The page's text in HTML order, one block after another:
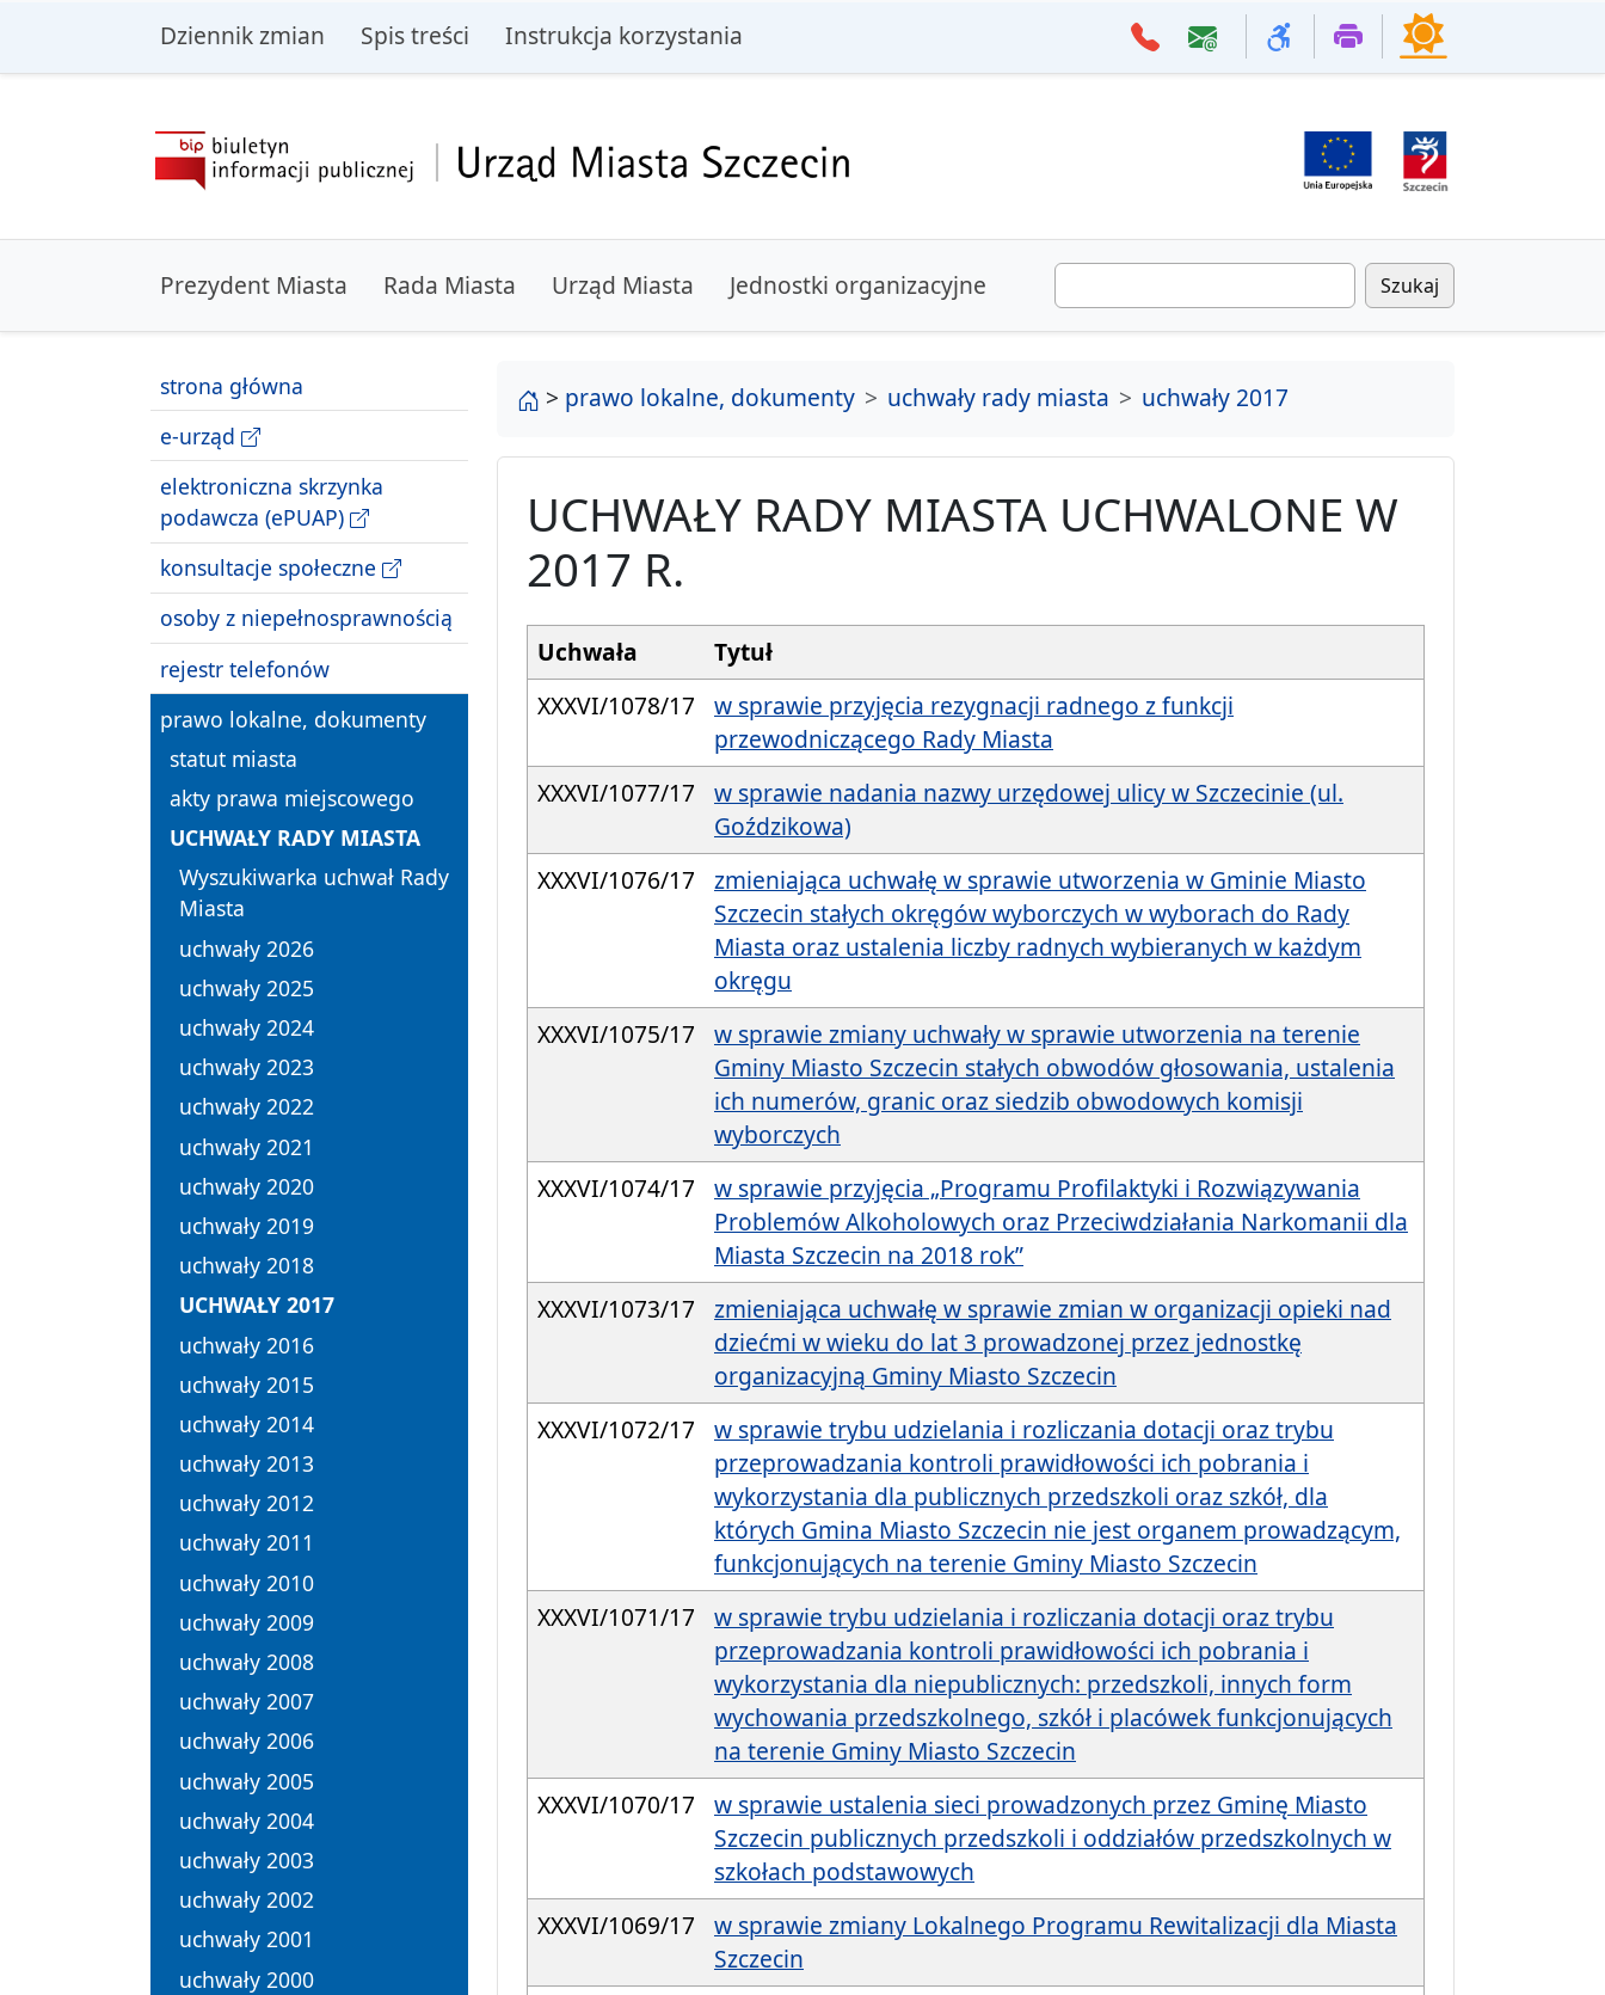
przejdź do głównego menu przejdź do treści
Dziennik zmian Spis treści Instrukcja korzystania
Prezydent Miasta Rada Miasta Urząd Miasta Jednostki organizacyjne Szukaj
strona główna
e-urząd
elektroniczna skrzynka
podawcza (ePUAP)
konsultacje społeczne
osoby z niepełnosprawnością
rejestr telefonów
prawo lokalne, dokumenty
statut miasta
akty prawa miejscowego
UCHWAŁY RADY MIASTA
Wyszukiwarka uchwał Rady
Miasta
uchwały 2026
uchwały 2025
uchwały 2024
uchwały 2023
uchwały 2022
uchwały 2021
uchwały 2020
uchwały 2019
uchwały 2018
UCHWAŁY 2017
uchwały 2016
uchwały 2015
uchwały 2014
uchwały 2013
uchwały 2012
uchwały 2011
uchwały 2010
uchwały 2009
uchwały 2008
uchwały 2007
uchwały 2006
uchwały 2005
uchwały 2004
uchwały 2003
uchwały 2002
uchwały 2001
uchwały 2000
strona główna
> prawo lokalne, dokumenty uchwały rady miasta uchwały 2017
UCHWAŁY RADY MIASTA UCHWALONE W
2017 R.
Uchwała
Tytuł
XXXVI/1078/17
w sprawie przyjęcia rezygnacji radnego z funkcji
przewodniczącego Rady Miasta
XXXVI/1077/17
w sprawie nadania nazwy urzędowej ulicy w Szczecinie (ul.
Goździkowa)
XXXVI/1076/17
zmieniająca uchwałę w sprawie utworzenia w Gminie Miasto
Szczecin stałych okręgów wyborczych w wyborach do Rady
Miasta oraz ustalenia liczby radnych wybieranych w każdym
okręgu
XXXVI/1075/17
w sprawie zmiany uchwały w sprawie utworzenia na terenie
Gminy Miasto Szczecin stałych obwodów głosowania, ustalenia
ich numerów, granic oraz siedzib obwodowych komisji
wyborczych
XXXVI/1074/17
w sprawie przyjęcia „Programu Profilaktyki i Rozwiązywania
Problemów Alkoholowych oraz Przeciwdziałania Narkomanii dla
Miasta Szczecin na 2018 rok”
XXXVI/1073/17
zmieniająca uchwałę w sprawie zmian w organizacji opieki nad
dziećmi w wieku do lat 3 prowadzonej przez jednostkę
organizacyjną Gminy Miasto Szczecin
XXXVI/1072/17
w sprawie trybu udzielania i rozliczania dotacji oraz trybu
przeprowadzania kontroli prawidłowości ich pobrania i
wykorzystania dla publicznych przedszkoli oraz szkół, dla
których Gmina Miasto Szczecin nie jest organem prowadzącym,
funkcjonujących na terenie Gminy Miasto Szczecin
XXXVI/1071/17
w sprawie trybu udzielania i rozliczania dotacji oraz trybu
przeprowadzania kontroli prawidłowości ich pobrania i
wykorzystania dla niepublicznych: przedszkoli, innych form
wychowania przedszkolnego, szkół i placówek funkcjonujących
na terenie Gminy Miasto Szczecin
XXXVI/1070/17
w sprawie ustalenia sieci prowadzonych przez Gminę Miasto
Szczecin publicznych przedszkoli i oddziałów przedszkolnych w
szkołach podstawowych
XXXVI/1069/17
w sprawie zmiany Lokalnego Programu Rewitalizacji dla Miasta
Szczecin